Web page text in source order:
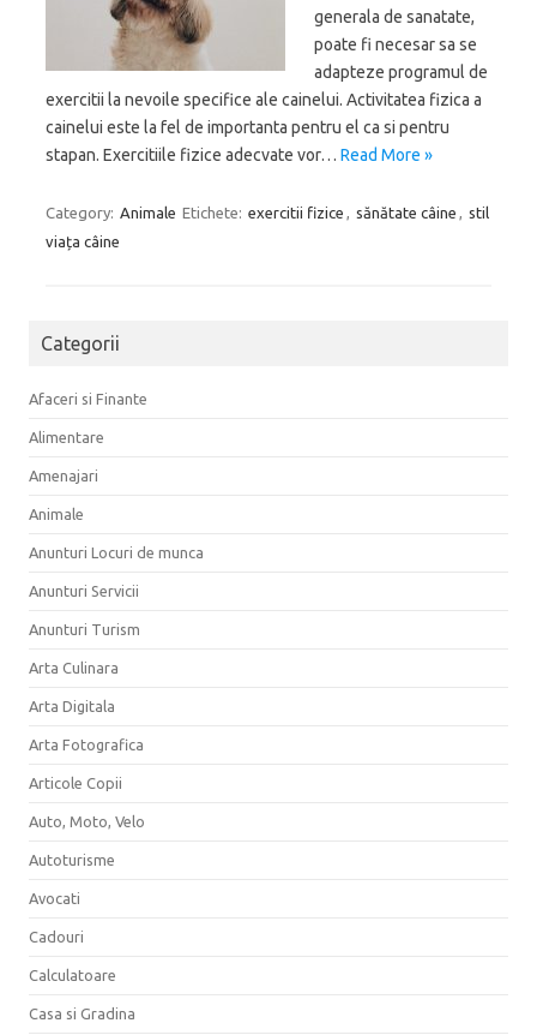
generala de sanatate,
poate fi necesar sa se
adapteze programul de
exercitii la nevoile specifice ale cainelui. Activitatea fizica a
cainelui este la fel de importanta pentru el ca si pentru
stapan. Exercitiile fizice adecvate vor… Read More »
Category: Animale Etichete: exercitii fizice , sănătate câine , stil
viața câine
Categorii
Afaceri si Finante
Alimentare
Amenajari
Animale
Anunturi Locuri de munca
Anunturi Servicii
Anunturi Turism
Arta Culinara
Arta Digitala
Arta Fotografica
Articole Copii
Auto, Moto, Velo
Autoturisme
Avocati
Cadouri
Calculatoare
Casa si Gradina